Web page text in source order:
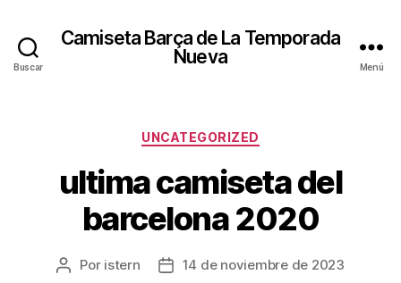
Buscar
Camiseta Barça de La Temporada
Nueva
Menú
Categorías
UNCATEGORIZED
ultima camiseta del
barcelona 2020
Autor
Por istern
Fecha14 de noviembre de 2023